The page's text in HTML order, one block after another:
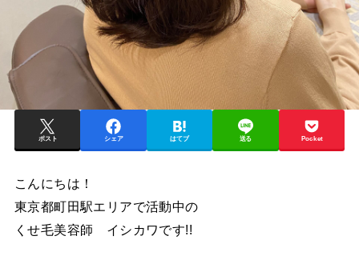
ポスト シェア はてブ 送る Pocket
こんにちは！
東京都町田駅エリアで活動中の
くせ毛美容師 イシカワです!!